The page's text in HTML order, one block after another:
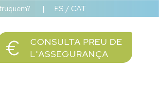
| ES / CAT
CONSULTA PREU DE
L'ASSEGURANÇA